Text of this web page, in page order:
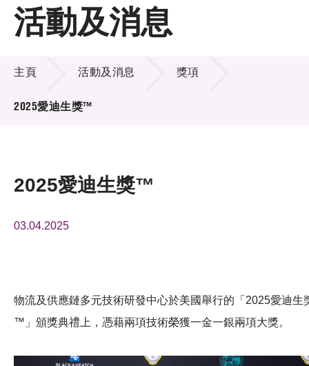
主頁
關於LSCM
技術商品化
項目及資助計劃
科技分享
會籍
活動及消息
活動及消息
主頁 活動及消息 獎項
2025愛迪生獎™
2025愛迪生獎™
03.04.2025
物流及供應鏈多元技術研發中心於美國舉行的「2025愛迪生
™」頒獎典禮上，憑藉兩項技術榮獲一金一銀兩項大獎。